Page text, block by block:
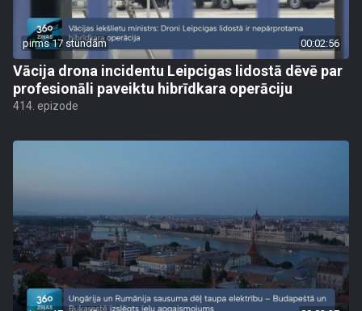
pirms 17 stundām 00:02:56
Vācija drona incidentu Leipcigas lidostā dēvē par
profesionāli paveiktu hibrīdkara operāciju
414. epizode